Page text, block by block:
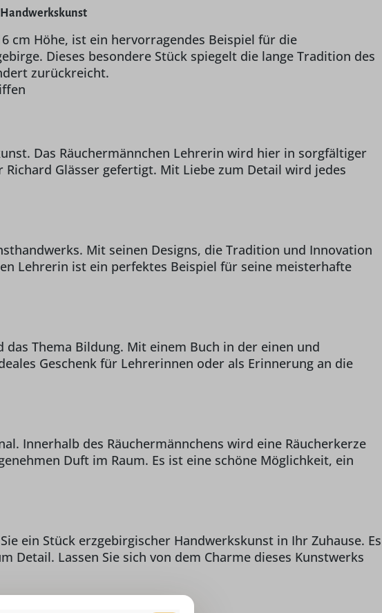
Handwerkskunst
cm Höhe, ist ein hervorragendes Beispiel für die
Dieses besondere Stück spiegelt die lange Tradition des
zurückreicht.
Das Räuchermännchen Lehrerin wird hier in sorgfältiger
Glässer gefertigt. Mit Liebe zum Detail wird jedes
Mit seinen Designs, die Tradition und Innovation
Lehrerin ist ein perfektes Beispiel für seine meisterhafte
Thema Bildung. Mit einem Buch in der einen und
Geschenk für Lehrerinnen oder als Erinnerung an die
Innerhalb des Räuchermännchens wird eine Räucherkerze
Duft im Raum. Es ist eine schöne Möglichkeit, ein
ein Stück erzgebirgischer Handwerkskunst in Ihr Zuhause. Es
Lassen Sie sich von dem Charme dieses Kunstwerks